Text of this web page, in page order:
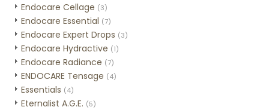
Endocare Cellage (3)
Endocare Essential (7)
Endocare Expert Drops (3)
Endocare Hydractive (1)
Endocare Radiance (7)
ENDOCARE Tensage (4)
Essentials (4)
Eternalist A.G.E. (5)